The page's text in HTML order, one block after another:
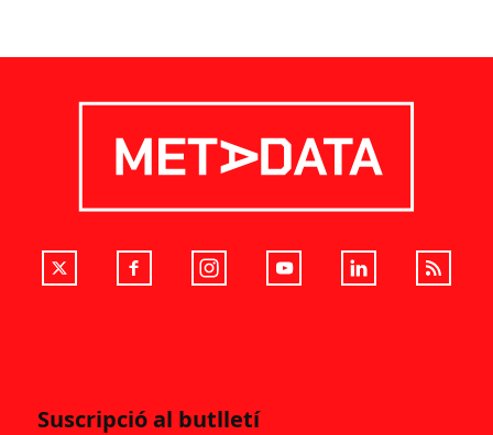
Suscripció al butlletí